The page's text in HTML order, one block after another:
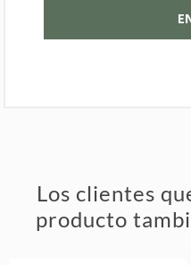
Los clientes
producto